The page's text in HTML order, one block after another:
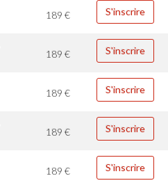
189€ S'inscrire
189€ S'inscrire
189€ S'inscrire
189€ S'inscrire
189€ S'inscrire